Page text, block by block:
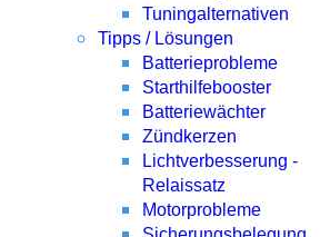
Tuningalternativen
Tipps / Lösungen
Batterieprobleme
Starthilfebooster
Batteriewächter
Zündkerzen
Lichtverbesserung -
Relaissatz
Motorprobleme